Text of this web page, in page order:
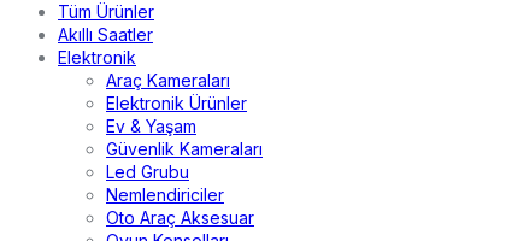
Tüm Ürünler
Akıllı Saatler
Elektronik
Araç Kameraları
Elektronik Ürünler
Ev & Yaşam
Güvenlik Kameraları
Led Grubu
Nemlendiriciler
Oto Araç Aksesuar